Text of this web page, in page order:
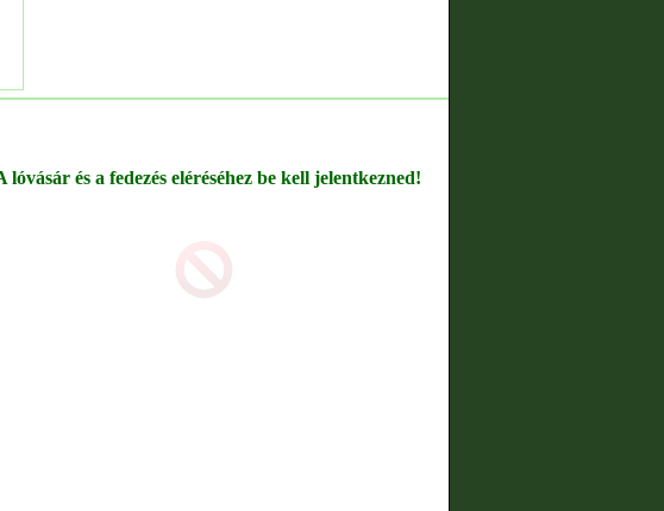
lóvásár és a fedezés eléréséhez be kell jelentkezned!